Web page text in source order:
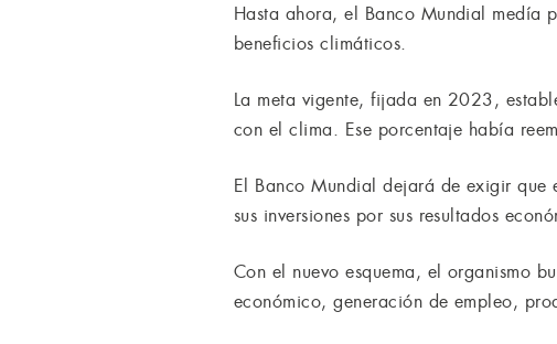
Hasta ahora, el Banco Mundial medía
beneficios climáticos.
La meta vigente, fijada en 2023,
con el clima. Ese porcentaje había
El Banco Mundial dejará de exigir que
sus inversiones por sus resultados
Con el nuevo esquema, el organismo
económico, generación de empleo,